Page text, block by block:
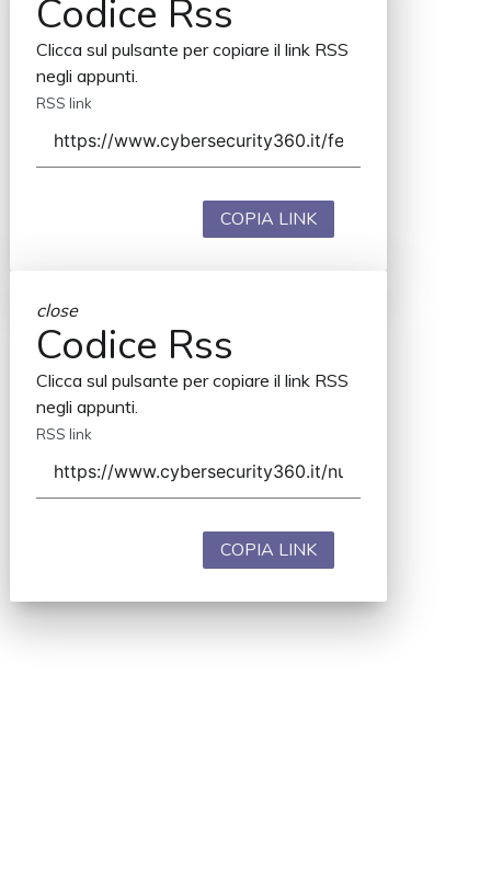
Codice Rss
Clicca sul pulsante per copiare il link RSS
negli appunti.
RSS link
COPIA LINK
close
Codice Rss
Clicca sul pulsante per copiare il link RSS
negli appunti.
RSS link
COPIA LINK